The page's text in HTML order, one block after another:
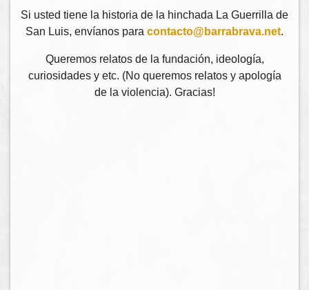
Si usted tiene la historia de la hinchada La Guerrilla de
San Luis, envíanos para contacto@barrabrava.net.
Queremos relatos de la fundación, ideología,
curiosidades y etc. (No queremos relatos y apología
de la violencia). Gracias!